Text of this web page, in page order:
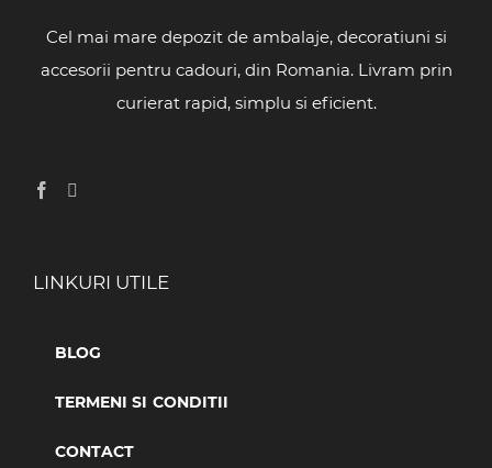
Cel mai mare depozit de ambalaje, decoratiuni si
accesorii pentru cadouri, din Romania. Livram prin
curierat rapid, simplu si eficient.
LINKURI UTILE
BLOG
TERMENI SI CONDITII
CONTACT